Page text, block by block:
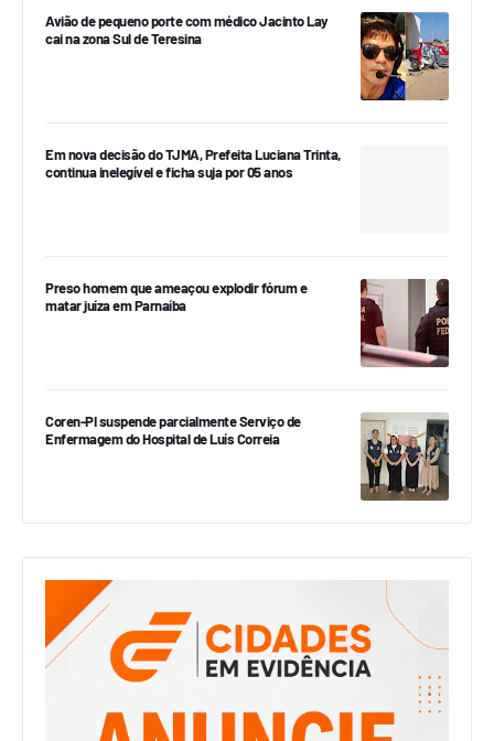
Avião de pequeno porte com médico Jacinto Lay
cai na zona Sul de Teresina
Em nova decisão do TJMA, Prefeita Luciana Trinta,
continua inelegível e ficha suja por 05 anos
Preso homem que ameaçou explodir fórum e
matar juíza em Parnaíba
Coren-PI suspende parcialmente Serviço de
Enfermagem do Hospital de Luís Correia